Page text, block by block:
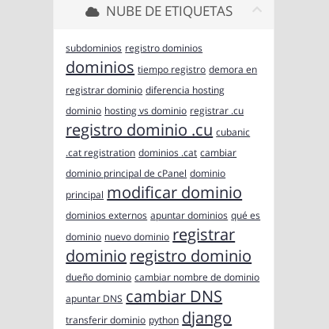
NUBE DE ETIQUETAS
subdominios registro dominios
dominios tiempo registro demora en
registrar dominio diferencia hosting
dominio hosting vs dominio registrar .cu
registro dominio .cu cubanic
.cat registration dominios .cat cambiar
dominio principal de cPanel dominio
principal modificar dominio
dominios externos apuntar dominios qué es
dominio nuevo dominio registrar
dominio registro dominio
dueño dominio cambiar nombre de dominio
apuntar DNS cambiar DNS
transferir dominio python django